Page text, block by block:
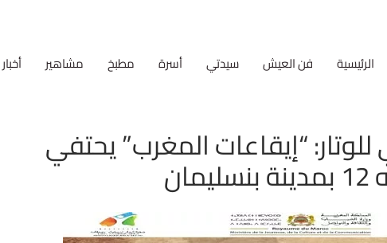
الرئيسية فن العيش سيدتي أسرة مطبخ مشاهير
“إيقاعات المغرب” يحتفي